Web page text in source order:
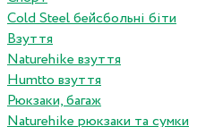
Cold Steel бейсбольні біти
Взуття
Naturehike взуття
Humtto взуття
Рюкзаки, багаж
Naturehike рюкзаки та сумки